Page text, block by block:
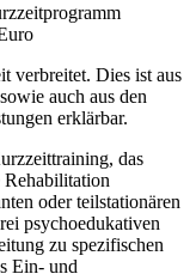
verbreitet. Dies ist aus
auch aus den
erklärbar.
das
oder teilstationären
psychoedukativen
zu spezifischen
Ein- und